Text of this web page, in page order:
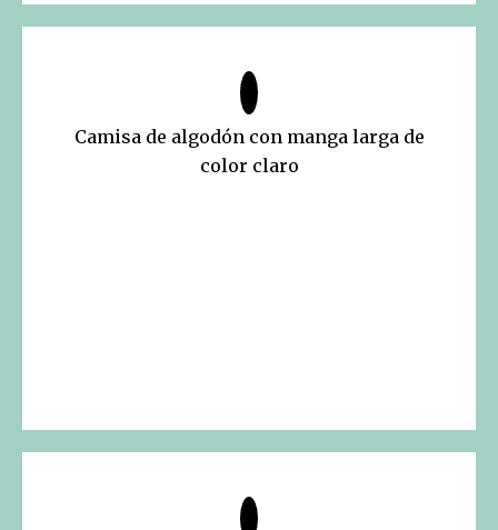
Camisa de algodón con manga larga de
color claro